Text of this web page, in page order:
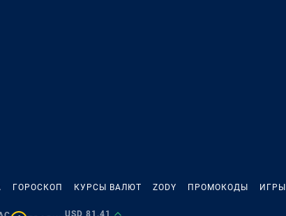
ГОРОСКОП КУРСЫ ВАЛЮТ ZODY ПРОМОКОДЫ ИГРЫ
USD 81,41